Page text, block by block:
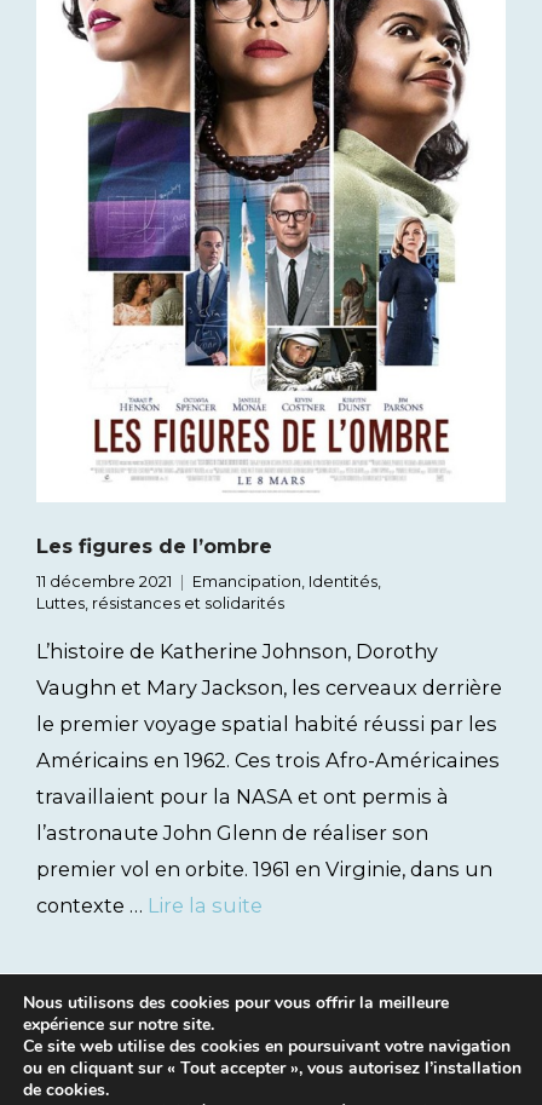
Les figures de l’ombre
11 décembre 2021 Emancipation, Identités,
Luttes, résistances et solidarités
L’histoire de Katherine Johnson, Dorothy
Vaughn et Mary Jackson, les cerveaux derrière
le premier voyage spatial habité réussi par les
Américains en 1962. Ces trois Afro-Américaines
travaillaient pour la NASA et ont permis à
l’astronaute John Glenn de réaliser son
premier vol en orbite. 1961 en Virginie, dans un
contexte … Lire la suite
Nous utilisons des cookies pour vous offrir la meilleure
expérience sur notre site.
Ce site web utilise des cookies en poursuivant votre navigation
ou en cliquant sur « Tout accepter », vous autorisez l’installation
de cookies.